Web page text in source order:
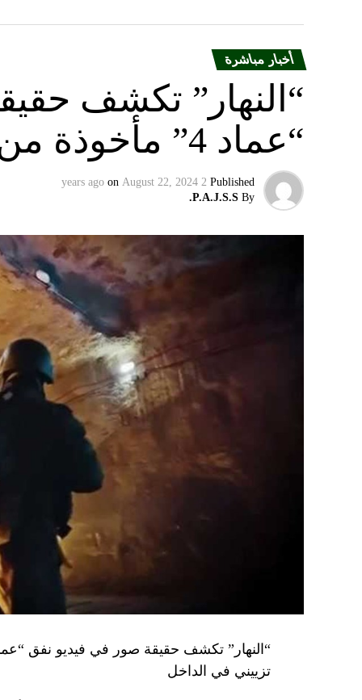
أخبار مباشرة
“النهار” تكشف
“عماد 4” مأخوذة من أوكرانيا….
Published
2 years ago
on August 22, 2024
By
P.A.J.S.S.
تزييني في الداخل